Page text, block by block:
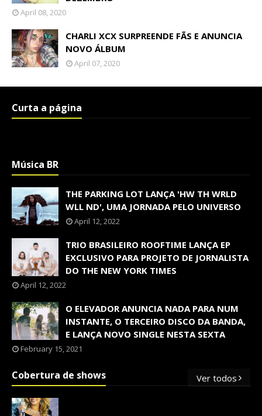
April 08, 2020
CHARLI XCX SURPREENDE FÃS E ANUNCIA
NOVO ÁLBUM
April 07, 2020
Curta a página
Música BR
THE PARKING LOT LANÇA 'HW TH WRLD
WLL ND', UMA JORNADA PELO UNIVERSO
April 12, 2022
TRIO BRASILEIRO ROOFTIME LANÇA EP
EXCLUSIVO PARA PROJETO DE JORNALISTA
DO THE NEW YORK TIMES
April 12, 2022
O ELEVADOR ANUNCIA NADA PARA NUM
INSTANTE, O TERCEIRO DISCO DA BANDA,
E LANÇA NOVO SINGLE NESTA SEXTA
February 15, 2021
Cobertura de shows Ver todos